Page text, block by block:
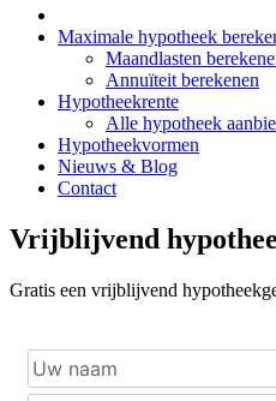
Maximale hypotheek
Maandlasten
Annuïteit berekenen
Hypotheekrente
Alle hypotheek
Hypotheekvormen
Nieuws & Blog
Contact
Vrijblijvend
Gratis een vrijblijvend